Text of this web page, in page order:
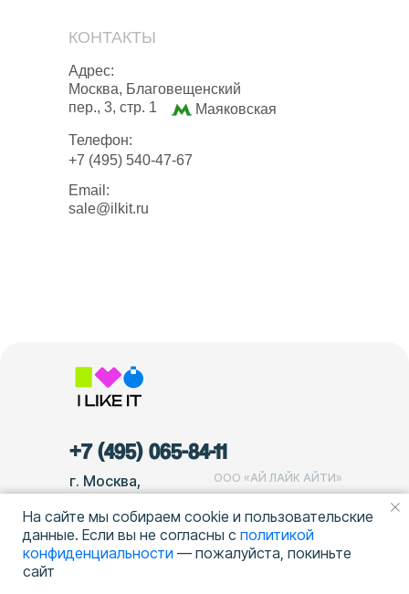
На сайте мы собираем cookie и пользовательские
данные. Если вы не согласны с политикой
конфиденциальности — пожалуйста, покиньте
сайт
Адрес:
Москва, Благовещенский
пер., 3, стр. 1
+7 (495) 540-47-67
Телефон:
Email:
sale@ilkit.ru
Маяковская
КОНТАКТЫ
+7 (495) 065-84-11
г. Москва,
переулок, д. 3, стр.
1
Политика обработки
ОГРН 1177746133003
ИНН 7725356127
ООО «АЙ ЛАЙК АЙТИ»